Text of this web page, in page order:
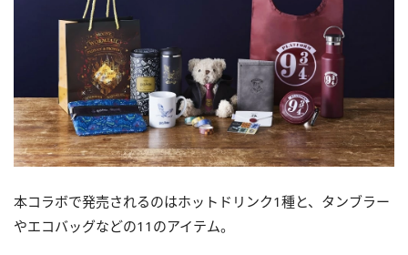
本コラボで発売されるのはホットドリンク1種と、タンブラー
やエコバッグなどの11のアイテム。